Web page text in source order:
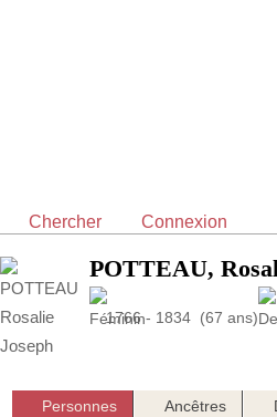
Chercher Connexion
POTTEAU,
1766 - 1834 (67 ans)
Personnes Ancêtres